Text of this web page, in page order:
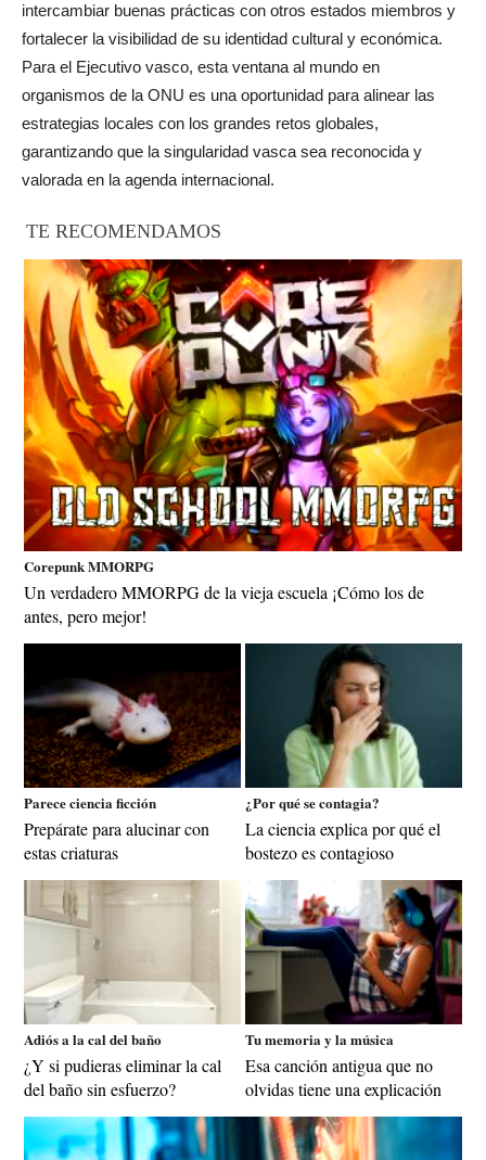
intercambiar buenas prácticas con otros estados miembros y
fortalecer la visibilidad de su identidad cultural y económica.
Para el Ejecutivo vasco, esta ventana al mundo en
organismos de la ONU es una oportunidad para alinear las
estrategias locales con los grandes retos globales,
garantizando que la singularidad vasca sea reconocida y
valorada en la agenda internacional.
TE RECOMENDAMOS
Corepunk MMORPG
Un verdadero MMORPG de la vieja escuela ¡Cómo los de
antes, pero mejor!
Parece ciencia ficción
Prepárate para alucinar con
estas criaturas
¿Por qué se contagia?
La ciencia explica por qué el
bostezo es contagioso
Adiós a la cal del baño
¿Y si pudieras eliminar la cal
del baño sin esfuerzo?
Tu memoria y la música
Esa canción antigua que no
olvidas tiene una explicación